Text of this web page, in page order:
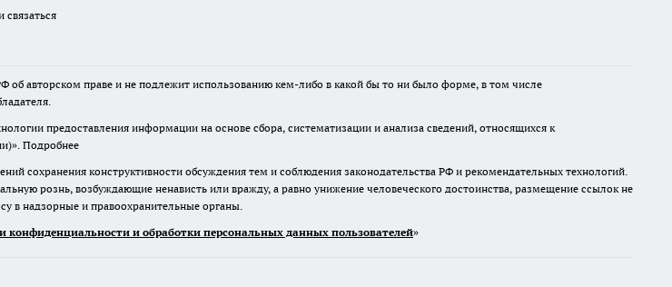
связаться
об авторском праве и не подлежит использованию кем-либо в какой бы то ни было форме, в том числе
предоставления информации на основе сбора, систематизации и анализа сведений, относящихся к
Подробнее
сохранения конструктивности обсуждения тем и соблюдения законодательства РФ и рекомендательных технологий.
рознь, возбуждающие ненависть или вражду, а равно унижение человеческого достоинства, размещение ссылок не
в надзорные и правоохранительные органы.
конфиденциальности и обработки персональных данных пользователей»